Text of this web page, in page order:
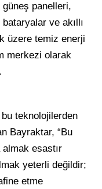
panelleri,
ve akıllı
üzere temiz enerji
merkezi olarak
teknolojilerden
Bayraktar, “Bu
esastır
yeterli değildir;
etme